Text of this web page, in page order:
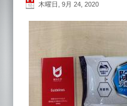
木曜日, 9月 24, 2020